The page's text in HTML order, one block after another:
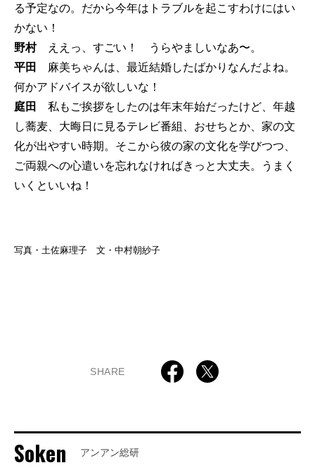
る予定なの。だから今年はトラブルを起こすわけにはい
かない！
野村ええっ、すごい！ うらやましいなあ〜。
平田
麻美ちゃんは、最近結婚したばかりなんだよね。
何かアドバイスが欲しいな！
庭田
私もご挨拶をしたのは年末年始だったけど、年越
し蕎麦、大晦日に見るテレビ番組、おせちとか、家の文
化が出やすい時期。そこから彼の家の文化を学びつつ、
ご両親への心遣いを忘れなければきっと大丈夫。うまく
いくといいね！
写真・土佐麻理子 文・中村朝紗子
SHARE
Soken アンアン総研